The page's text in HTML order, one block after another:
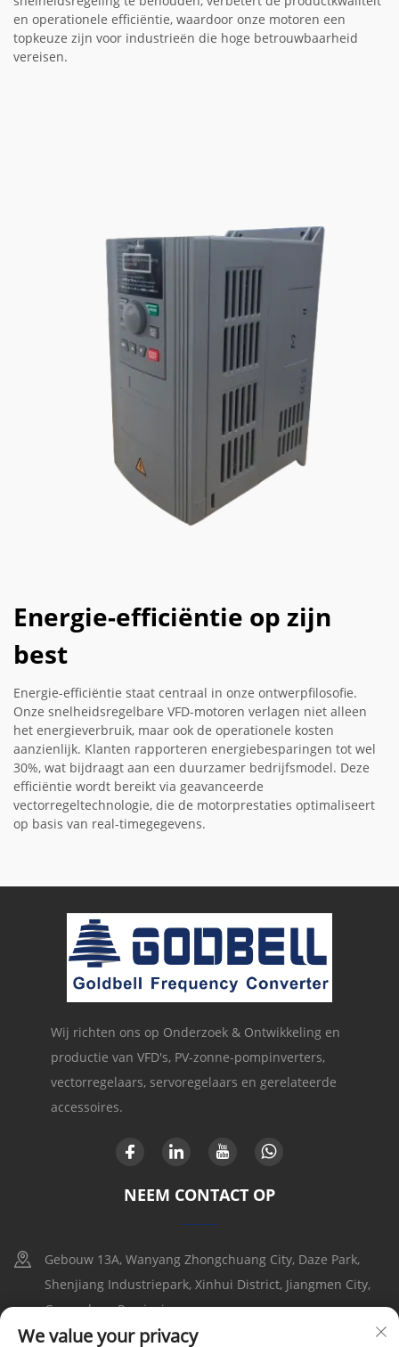
en operationele efficiëntie, waardoor onze motoren een
topkeuze zijn voor industrieën die hoge betrouwbaarheid
vereisen.
Energie-efficiëntie op zijn
best
Energie-efficiëntie staat centraal in onze ontwerpfilosofie.
Onze snelheidsregelbare VFD-motoren verlagen niet alleen
het energieverbruik, maar ook de operationele kosten
aanzienlijk. Klanten rapporteren energiebesparingen tot wel
30%, wat bijdraagt aan een duurzamer bedrijfsmodel. Deze
efficiëntie wordt bereikt via geavanceerde
vectorregeltechnologie, die de motorprestaties optimaliseert
op basis van real-timegegevens.
Wij richten ons op Onderzoek & Ontwikkeling en
productie van VFD's, PV-zonne-pompinverters,
vectorregelaars, servoregelaars en gerelateerde
accessoires.
NEEM CONTACT OP
Gebouw 13A, Wanyang Zhongchuang City, Daze Park,
Shenjiang Industriepark, Xinhui District, Jiangmen City,
Guangdong Provincie
We value your privacy